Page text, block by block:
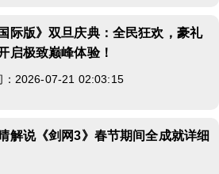
国际版》双旦庆典：全民狂欢，豪礼
启极致巅峰体验！
：2026-07-21 02:03:15
解说《剑网3》春节期间全成就详细